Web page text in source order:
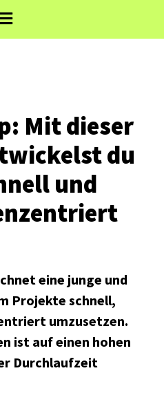
Mit dieser
du
und
eine junge und
Projekte schnell,
umzusetzen.
ist auf einen hohen
Durchlaufzeit